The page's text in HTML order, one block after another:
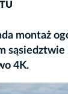
montaż
4K.